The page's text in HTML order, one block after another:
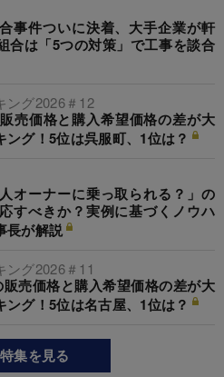
事件ついに決着、大手企業が軒
合は「5つの対策」で工事を談合
ング2026＃12
売価格と購入希望価格の差が大
グ！5位は呉服町、1位は？
オーナーに乗っ取られる？」の
すべきか？実例に基づくノウハ
長が解説
グ2026＃11
販売価格と購入希望価格の差が大
グ！5位は名古屋、1位は？
集を見る